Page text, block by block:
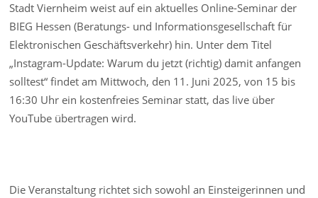
Stadt Viernheim weist auf ein aktuelles Online-Seminar der
BIEG Hessen (Beratungs- und Informationsgesellschaft für
Elektronischen Geschäftsverkehr) hin. Unter dem Titel
„Instagram-Update: Warum du jetzt (richtig) damit anfangen
solltest“ findet am Mittwoch, den 11. Juni 2025, von 15 bis
16:30 Uhr ein kostenfreies Seminar statt, das live über
YouTube übertragen wird.
Die Veranstaltung richtet sich sowohl an Einsteigerinnen und